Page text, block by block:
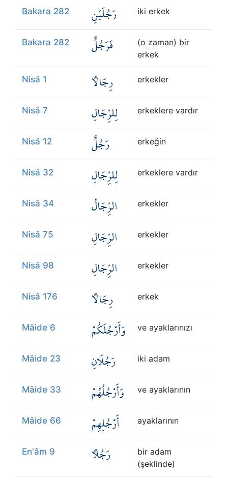
Bakara 282 رَجُلَيْنِ iki erkek
Bakara 282 فَرَجُلٌ
(o zaman) bir
erkek
Nisâ 1 رِجَالًا erkekler
Nisâ 7 لِلرِّجَالِ erkeklere vardır
Nisâ 12 رَجُلٌ erkeğin
Nisâ 32 لِلرِّجَالِ erkeklere vardır
Nisâ 34 الرِّجَالُ erkekler
Nisâ 75 الرِّجَالِ erkekler
Nisâ 98 الرِّجَالِ erkekler
Nisâ 176 رِجَالًا erkek
Mâide 6 وَأَرْجُلَكُمْ ve ayaklarınızı
Mâide 23 رَجُلَانِ iki adam
Mâide 33 وَأَرْجُلُهُمْ ve ayaklarının
Mâide 66 أَرْجُلِهِمْ ayaklarının
En'âm 9 رَجُلًا
bir adam
(şeklinde)